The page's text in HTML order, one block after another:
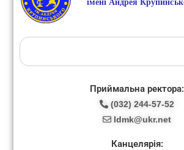
Приймальна ректора:
(032) 244-57-52
ldmk@ukr.net
Канцелярія: